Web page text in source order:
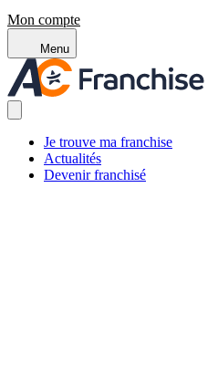
Mon compte
Menu
Je trouve ma franchise
Actualités
Devenir franchisé